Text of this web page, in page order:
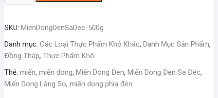
Dong
Sa
Đéc
số
SKU: MienDongDenSaDec-500g
Danh mục: Các Loại Thực Phẩm Khô Khác, Danh Mục Sản Phẩm,
Đồng Tháp, Thực Phẩm Khô
Thẻ: miến, miến dong, Miến Dong Đen, Miến Dong Đen Sa Đéc,
Miến Dong Làng So, miến dong phia đén